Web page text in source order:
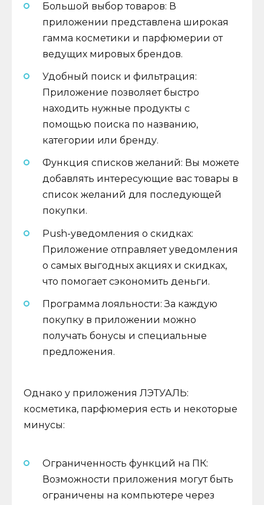
Большой выбор товаров: В
приложении представлена широкая
гамма косметики и парфюмерии от
ведущих мировых брендов.
Удобный поиск и фильтрация:
Приложение позволяет быстро
находить нужные продукты с
помощью поиска по названию,
категории или бренду.
Функция списков желаний: Вы можете
добавлять интересующие вас товары в
список желаний для последующей
покупки.
Push-уведомления о скидках:
Приложение отправляет уведомления
о самых выгодных акциях и скидках,
что помогает сэкономить деньги.
Программа лояльности: За каждую
покупку в приложении можно
получать бонусы и специальные
предложения.
Однако у приложения ЛЭТУАЛЬ:
косметика, парфюмерия есть и некоторые
минусы:
Ограниченность функций на ПК:
Возможности приложения могут быть
ограничены на компьютере через